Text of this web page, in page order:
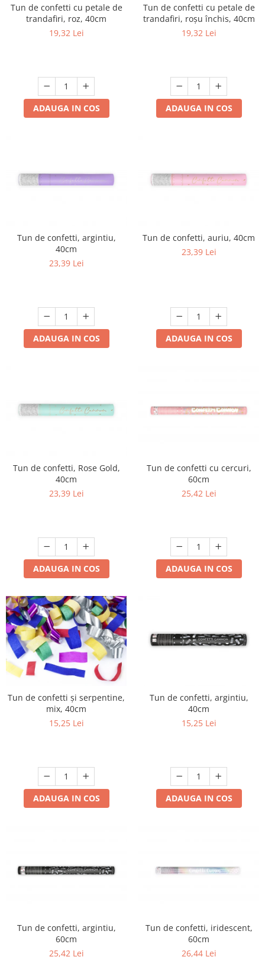
Tun de confetti cu petale de
trandafiri, roz, 40cm
19,32 Lei
ADAUGA IN COS
Tun de confetti cu petale de
trandafiri, roșu închis, 40cm
19,32 Lei
ADAUGA IN COS
Tun de confetti, argintiu,
40cm
23,39 Lei
ADAUGA IN COS
Tun de confetti, auriu, 40cm
23,39 Lei
ADAUGA IN COS
Tun de confetti, Rose Gold,
40cm
23,39 Lei
ADAUGA IN COS
Tun de confetti cu cercuri,
60cm
25,42 Lei
ADAUGA IN COS
Tun de confetti și serpentine,
mix, 40cm
15,25 Lei
ADAUGA IN COS
Tun de confetti, argintiu,
40cm
15,25 Lei
ADAUGA IN COS
Tun de confetti, argintiu,
60cm
25,42 Lei
Tun de confetti, iridescent,
60cm
26,44 Lei